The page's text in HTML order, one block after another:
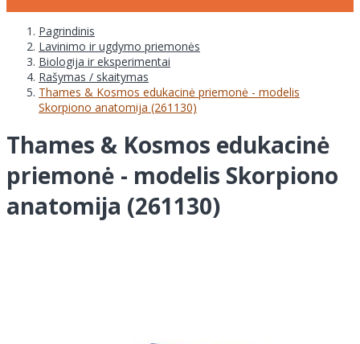
Pagrindinis
Lavinimo ir ugdymo priemonės
Biologija ir eksperimentai
Rašymas / skaitymas
Thames & Kosmos edukacinė priemonė - modelis
Skorpiono anatomija (261130)
Thames & Kosmos edukacinė
priemonė - modelis Skorpiono
anatomija (261130)